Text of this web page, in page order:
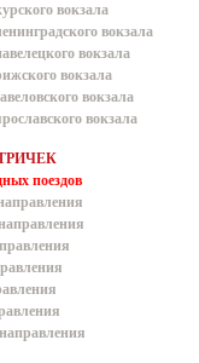
вокзала
вокзала
вокзала
вокзала
вокзала
вокзала
поездов